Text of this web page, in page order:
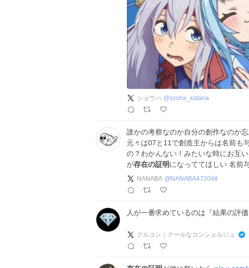
ショウハ @syoha_katana
誰かの考察なのか自分の創作なのか
元々は07と11で創造主からは名前も
の？わかんない！みたいな時にお互
が存在の証明になっててほしい 名前
NANABA @ NANABA472048
人が一番求めているのは『結果の評
クルコン｜クールなコンシェルジュ